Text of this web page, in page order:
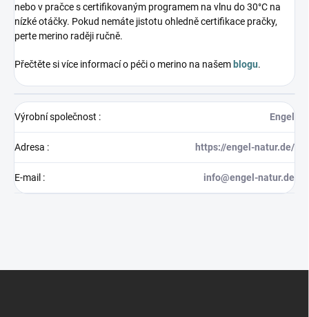
nebo v pračce s certifikovaným programem na vlnu do 30°C na
nízké otáčky. Pokud nemáte jistotu ohledně certifikace pračky,
perte merino raději ručně.
Přečtěte si více informací o péči o merino na našem blogu.
Výrobní společnost : Engel
Adresa : https://engel-natur.de/
E-mail : info@engel-natur.de